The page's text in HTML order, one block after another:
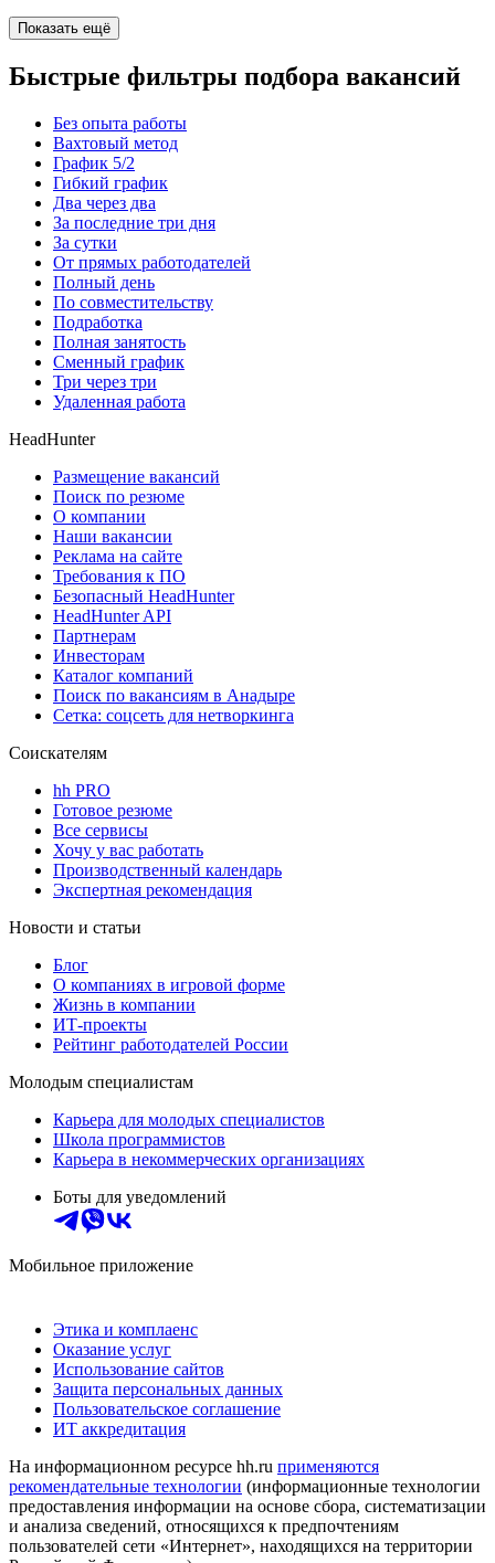
Показать ещё
Быстрые фильтры подбора вакансий
Без опыта работы
Вахтовый метод
График 5/2
Гибкий график
Два через два
За последние три дня
За сутки
От прямых работодателей
Полный день
По совместительству
Подработка
Полная занятость
Сменный график
Три через три
Удаленная работа
HeadHunter
Размещение вакансий
Поиск по резюме
О компании
Наши вакансии
Реклама на сайте
Требования к ПО
Безопасный HeadHunter
HeadHunter API
Партнерам
Инвесторам
Каталог компаний
Поиск по вакансиям в Анадыре
Сетка: соцсеть для нетворкинга
Соискателям
hh PRO
Готовое резюме
Все сервисы
Хочу у вас работать
Производственный календарь
Экспертная рекомендация
Новости и статьи
Блог
О компаниях в игровой форме
Жизнь в компании
ИТ-проекты
Рейтинг работодателей России
Молодым специалистам
Карьера для молодых специалистов
Школа программистов
Карьера в некоммерческих организациях
Боты для уведомлений
Мобильное приложение
Этика и комплаенс
Оказание услуг
Использование сайтов
Защита персональных данных
Пользовательское соглашение
ИТ аккредитация
На информационном ресурсе hh.ru применяются
рекомендательные технологии (информационные технологии
предоставления информации на основе сбора, систематизации
и анализа сведений, относящихся к предпочтениям
пользователей сети «Интернет», находящихся на территории